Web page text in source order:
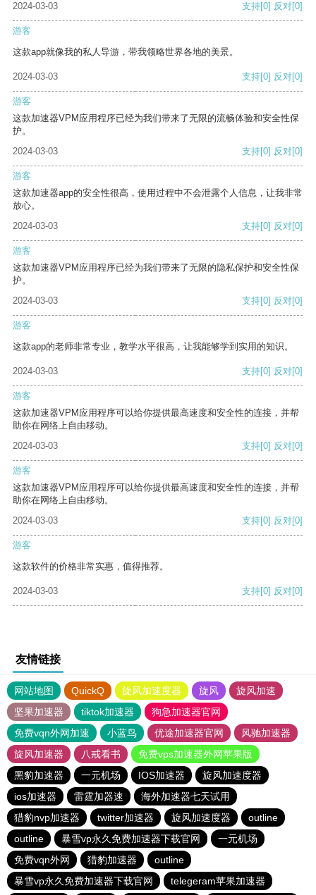
2024-03-03 支持[0] 反对[0]
游客
这款app就像我的私人导游，带我领略世界各地的美景。
2024-03-03 支持[0] 反对[0]
游客
这款加速器VPM应用程序已经为我们带来了无限的流畅体验和安全性保
护。
2024-03-03
支持[0] 反对[0]
游客
这款加速器app的安全性很高，使用过程中不会泄露个人信息，让我非常
放心。
2024-03-03
支持[0] 反对[0]
游客
这款加速器VPM应用程序已经为我们带来了无限的隐私保护和安全性保
护。
2024-03-03
支持[0] 反对[0]
游客
这款app的老师非常专业，教学水平很高，让我能够学到实用的知识。
2024-03-03 支持[0] 反对[0]
游客
这款加速器VPM应用程序可以给你提供最高速度和安全性的连接，并帮
助你在网络上自由移动。
2024-03-03
支持[0] 反对[0]
游客
这款加速器VPM应用程序可以给你提供最高速度和安全性的连接，并帮
助你在网络上自由移动。
2024-03-03
支持[0] 反对[0]
游客
这款软件的价格非常实惠，值得推荐。
2024-03-03 支持[0] 反对[0]
友情链接
网站地图 QuickQ 旋风加速度器 旋风
旋风加速
坚果加速器
tiktok加速器
狗急加速器官网
免费vqn外网加速
小蓝鸟 优途加速器官网
风驰加速器
旋风加速器
八戒看书
免费vps加速器外网苹果版
黑豹加速器
一元机场 IOS加速器
旋风加速度器
ios加速器
雷霆加器速
海外加速器七天试用
猎豹nvp加速器
twitter加速器 旋风加速度器
outline
outline
暴雪vp永久免费加速器下载官网
一元机场
免费vqn外网
猎豹加速器
outline
暴雪vp永久免费加速器下载官网
telegeram苹果加速器